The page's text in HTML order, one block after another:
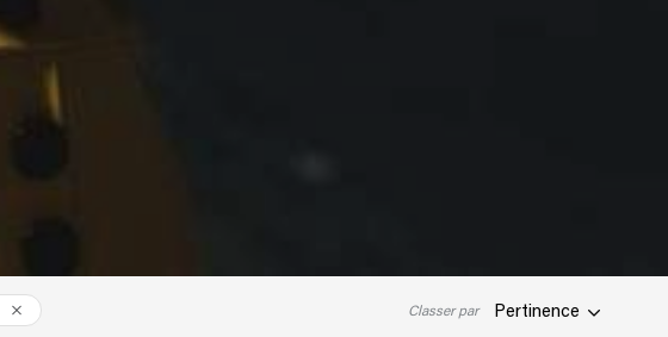
Classer par Pertinence